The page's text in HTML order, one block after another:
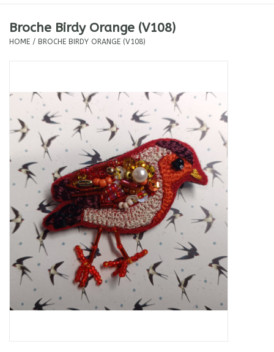
Thee cadeautjes
Wenskaarten
ICE tea
Shop-in-Shop
Tisanes (Rooibos, Kruiden &
Specerijen)
Broche Birdy Orange (V108)
HOME / BROCHE BIRDY ORANGE (V108)